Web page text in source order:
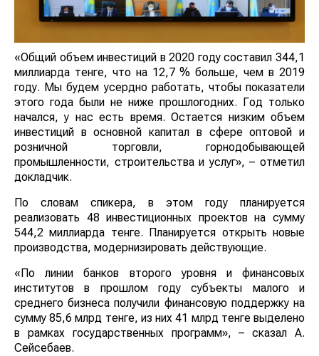
«Общий объем инвестиций в 2020 году составил 344,1
миллиарда тенге, что на 12,7 % больше, чем в 2019
году. Мы будем усердно работать, чтобы показатели
этого года были не ниже прошлогодних. Год только
начался, у нас есть время. Остается низким объем
инвестиций в основной капитал в сфере оптовой и
розничной торговли, горнодобывающей
промышленности, строительства и услуг», – отметил
докладчик.
По словам спикера, в этом году планируется
реализовать 48 инвестиционных проектов на сумму
544,2 миллиарда тенге. Планируется открыть новые
производства, модернизировать действующие.
«По линии банков второго уровня и финансовых
институтов в прошлом году субъекты малого и
среднего бизнеса получили финансовую поддержку на
сумму 85,6 млрд тенге, из них 41 млрд тенге выделено
в рамках государственных программ», – сказал А.
Сейсебаев.